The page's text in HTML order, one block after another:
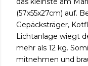
(57x55x27cm) auf.
Gepäcksträger,
Lichtanlage wiegt
mehr als 12 kg.
mitnehmen und